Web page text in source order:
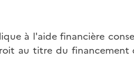
à l'aide financière
au titre du financement